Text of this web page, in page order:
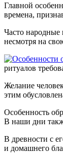
Главной
времена,
Часто народные
несмотря на
ритуалов
Желание
этим
Особенность
В наши дни
В древности с
и домашнего